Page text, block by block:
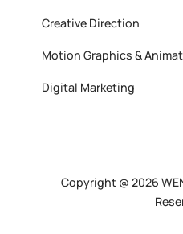
Creative Direction
Motion Graphics &
Digital Marketing
Copyright @ 2026